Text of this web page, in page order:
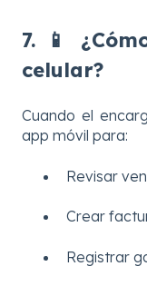
7. 📱
celular?
Cuando el
app móvil para:
Revisar
Crear
Registrar